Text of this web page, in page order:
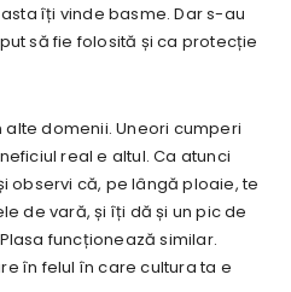
îți vinde basme. Dar s-au
să fie folosită și ca protecție
alte domenii. Uneori cumperi
real e altul. Ca atunci
observi că, pe lângă ploaie, te
de vară, și îți dă și un pic de
funcționează similar.
în felul în care cultura ta e